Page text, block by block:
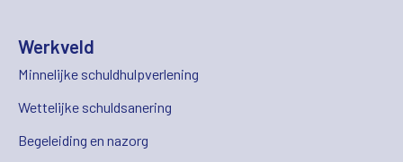
Werkveld
Minnelijke schuldhulpverlening
Wettelijke schuldsanering
Begeleiding en nazorg